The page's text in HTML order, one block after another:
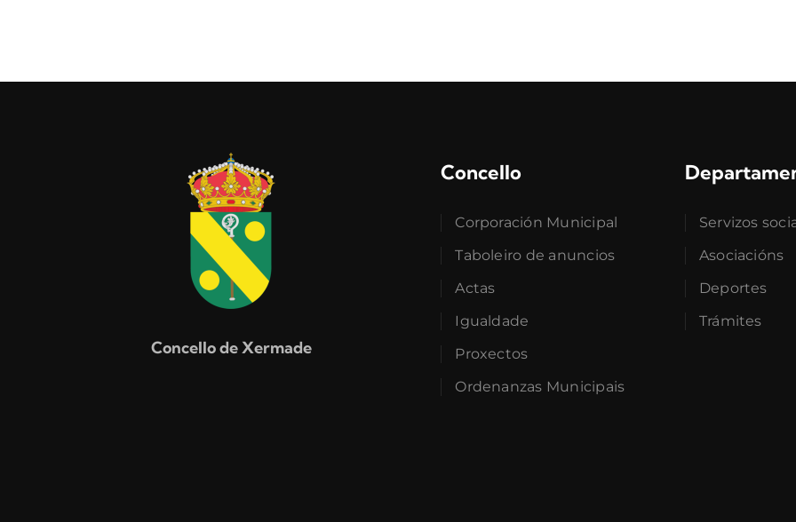
Concello de Xermade
Concello
Corporación Municipal
Taboleiro de anuncios
Actas
Igualdade
Proxectos
Ordenanzas Municipais
Servizos
Asociacións
Deportes
Trámites